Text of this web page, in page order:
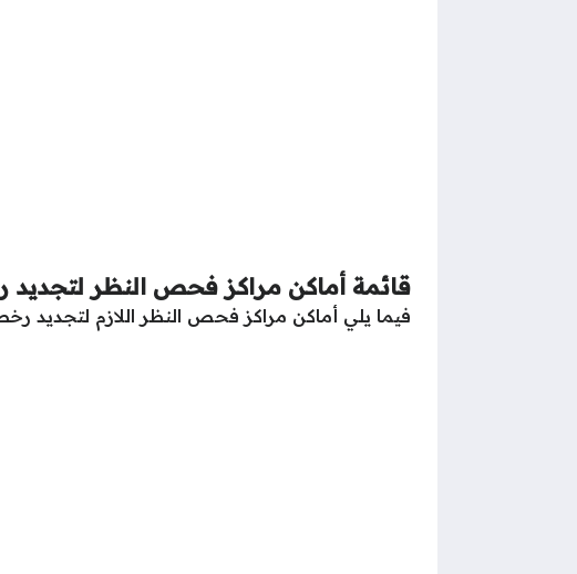
قائمة أماكن مراكز فحص النظر لتجديد
فيما يلي أماكن مراكز فحص النظر اللازم لتجديد